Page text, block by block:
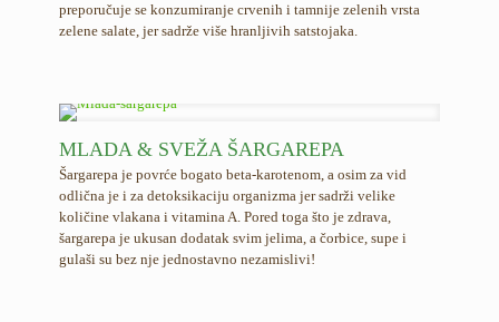
preporučuje se konzumiranje crvenih i tamnije zelenih vrsta
zelene salate, jer sadrže više hranljivih satstojaka.
MLADA & SVEŽA ŠARGAREPA
Šargarepa je povrće bogato beta-karotenom, a osim za vid
odlična je i za detoksikaciju organizma jer sadrži velike
količine vlakana i vitamina A. Pored toga što je zdrava,
šargarepa je ukusan dodatak svim jelima, a čorbice, supe i
gulaši su bez nje jednostavno nezamislivi!